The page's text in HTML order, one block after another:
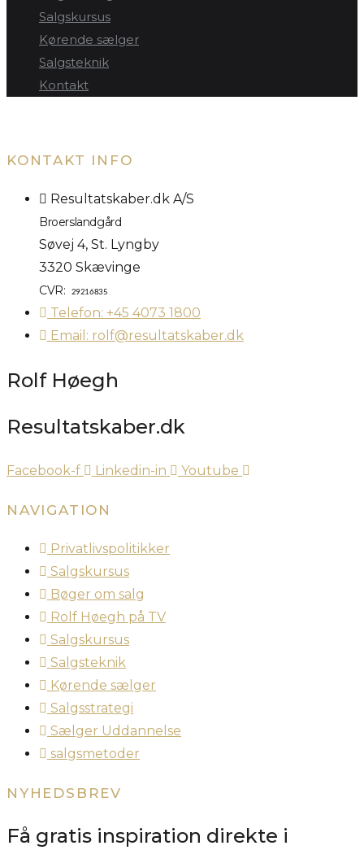
Salgskursus
Kørende sælger
Salgsteknik
Kontakt
KONTAKT INFO
Resultatskaber.dk A/S
Broerslandgård
Søvej 4, St. Lyngby
3320 Skævinge
CVR: 29216835
Telefon: +45 4073 1800
Email: rolf@resultatskaber.dk
Rolf Høegh
Resultatskaber.dk
Facebook-f Linkedin-in Youtube
NAVIGATION
Privatlivspolitikker
Salgskursus
Bøger om salg
Rolf Høegh på TV
Salgskursus
Salgsteknik
Kørende sælger
Salgsstrategi
Sælger Uddannelse
salgsmetoder
NYHEDSBREV
Få gratis inspiration direkte i